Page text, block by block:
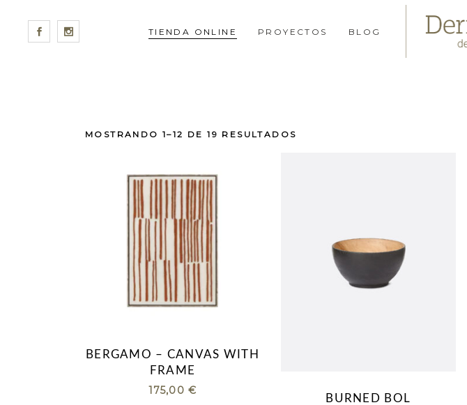
TIENDA ONLINE PROYECTOS BLOG
MOSTRANDO 1–12 DE 19 RESULTADOS
BERGAMO – CANVAS WITH
FRAME
175,00 €
BURNED BOL